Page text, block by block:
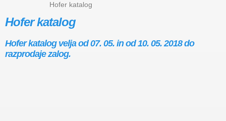
Hofer katalog
Hofer katalog
Hofer katalog velja od 07. 05. in od 10. 05. 2018 do
razprodaje zalog.